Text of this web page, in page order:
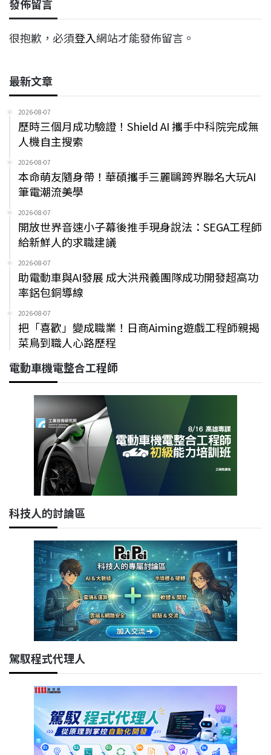
發佈留言
很抱歉，必須登入網站才能發佈留言。
最新文章
2026-08-07
歷時三個月成功驗證！Shield AI 攜手中科院完成無
人機自主搜索
2026-08-07
本命萌友隨身帶！華碩攜手三麗鷗跨界聯名大玩AI
筆電潮流美學
2026-08-07
開放世界音速小子幕後推手現身說法：SEGA工程師
給新鮮人的求職建議
2026-08-07
助電動車與AI發展 成大洪飛義團隊成功開發超高功
率鋁包銅導線
2026-08-07
把「喜歡」變成職業！日商Aiming遊戲工程師親揭
菜鳥到職人心路歷程
電動車機電整合工程師
科技人的討論區
駕馭程式代理人